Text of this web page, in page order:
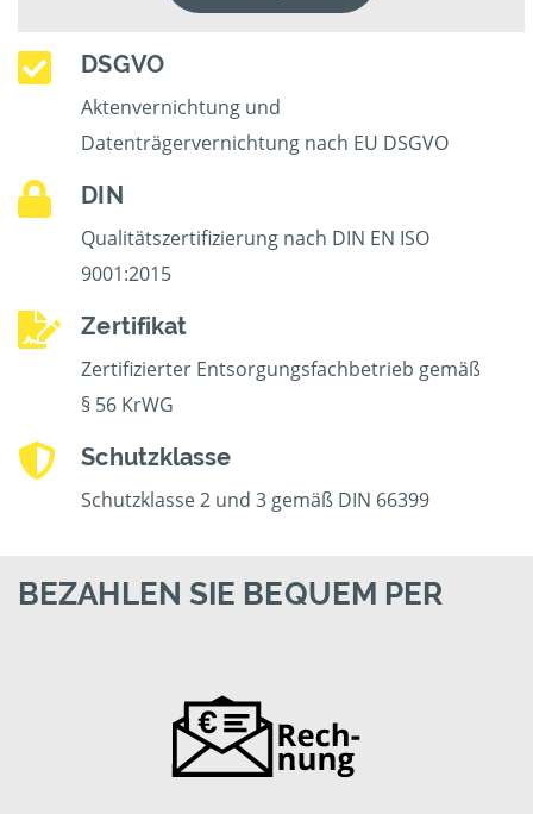
DSGVO
Aktenvernichtung und
Datenträgervernichtung nach EU DSGVO
DIN
Qualitätszertifizierung nach DIN EN ISO
9001:2015
Zertifikat
Zertifizierter Entsorgungsfachbetrieb gemäß
§ 56 KrWG
Schutzklasse
Schutzklasse 2 und 3 gemäß DIN 66399
BEZAHLEN SIE BEQUEM PER